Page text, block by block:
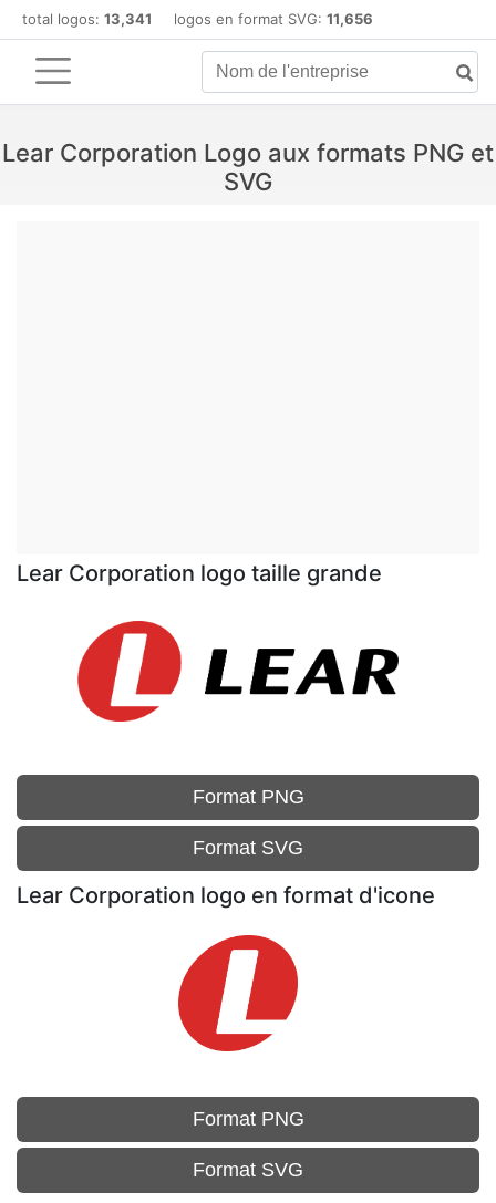
total logos: 13,341 logos en format SVG: 11,656
Lear Corporation Logo aux formats PNG et
SVG
Lear Corporation logo taille grande
Format PNG
Format SVG
Lear Corporation logo en format d'icone
Format PNG
Format SVG